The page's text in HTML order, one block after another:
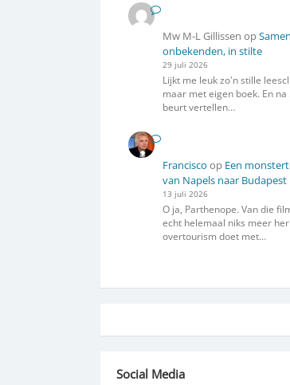
Mw M-L Gillissen op
onbekenden, in stilte
29 juli 2026
Lijkt me leuk zo'n stille
maar met eigen boek. En
beurt vertellen…
Francisco op Een
van Napels naar Budapest
13 juli 2026
O ja, Parthenope. Van die
echt helemaal niks meer
overtourism doet met…
Social Media